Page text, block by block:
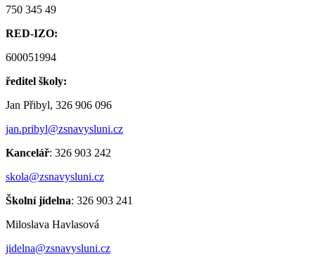
750 345 49
RED-IZO:
600051994
ředitel školy:
Jan Přibyl, 326 906 096
jan.pribyl@zsnavysluni.cz
Kancelář: 326 903 242
skola@zsnavysluni.cz
Školní jídelna: 326 903 241
Miloslava Havlasová
jidelna@zsnavysluni.cz